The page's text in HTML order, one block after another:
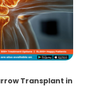
Transplant in